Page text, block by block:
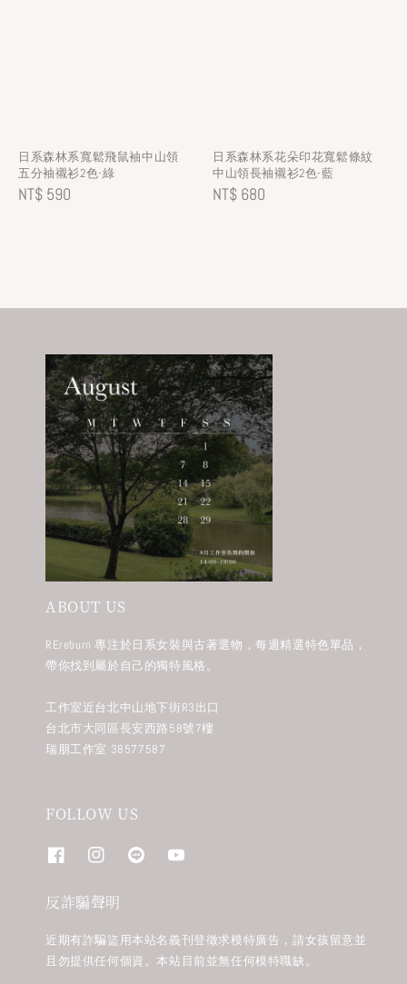
日系森林系寬鬆飛鼠袖中山領
五分袖襯衫2色-綠
Regular
NT$ 590
日系森林系花朵印花寬鬆條紋
中山領長袖襯衫2色-藍
Regular
NT$ 680
ABOUT US
REreburn 專注於日系女裝與古著選物，每週精選特色單品，
帶你找到屬於自己的獨特風格。
工作室近台北中山地下街R3出口
台北市大同區長安西路58號7樓
瑞朋工作室 38577587
FOLLOW US
反詐騙聲明
近期有詐騙盜用本站名義刊登徵求模特廣告，請女孩留意並
且勿提供任何個資。本站目前並無任何模特職缺。